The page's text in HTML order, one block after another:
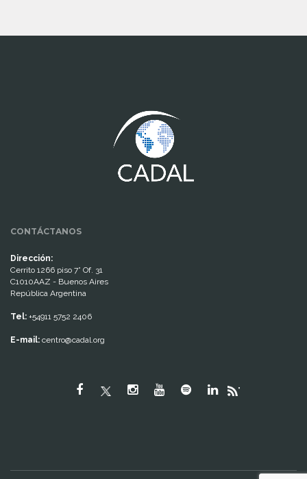
CONTÁCTANOS
Dirección:
Cerrito 1266 piso 7° Of. 31
C1010AAZ - Buenos Aires
República Argentina
Tel: +54911 5752 2406
E-mail: centro@cadal.org
"